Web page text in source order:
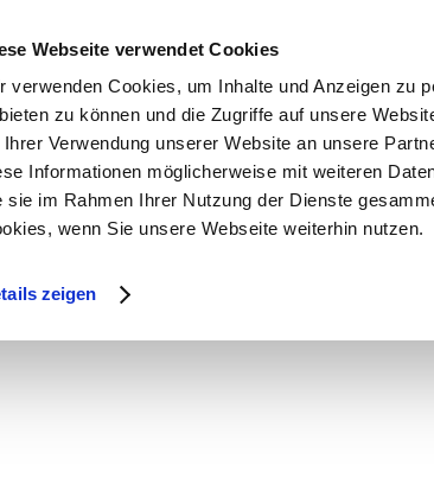
Webseite verwendet Cookies
verwenden Cookies, um Inhalte und Anzeigen zu
zu können und die Zugriffe auf unsere
Ihrer Verwendung unserer Website an unsere
Informationen möglicherweise mit weiteren
sie im Rahmen Ihrer Nutzung der Dienste
wenn Sie unsere Webseite weiterhin nutzen.
zeigen